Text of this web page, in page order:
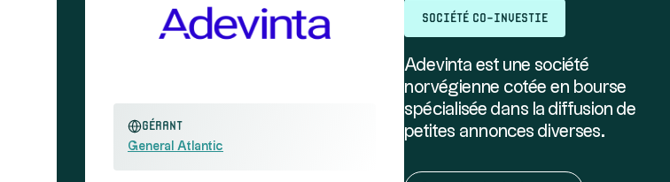
Gérant
General Atlantic
Société co-investie
Adevinta est une société
norvégienne cotée en bourse
spécialisée dans la diffusion de
petites annonces diverses.